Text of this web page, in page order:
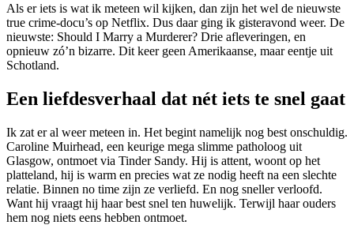
Als er iets is wat ik meteen wil kijken, dan zijn het wel de nieuwste
true crime-docu’s op Netflix. Dus daar ging ik gisteravond weer. De
nieuwste: Should I Marry a Murderer? Drie afleveringen, en
opnieuw zó’n bizarre. Dit keer geen Amerikaanse, maar eentje uit
Schotland.
Een liefdesverhaal dat nét iets te snel gaat
Ik zat er al weer meteen in. Het begint namelijk nog best onschuldig.
Caroline Muirhead, een keurige mega slimme patholoog uit
Glasgow, ontmoet via Tinder Sandy. Hij is attent, woont op het
platteland, hij is warm en precies wat ze nodig heeft na een slechte
relatie. Binnen no time zijn ze verliefd. En nog sneller verloofd.
Want hij vraagt hij haar best snel ten huwelijk. Terwijl haar ouders
hem nog niets eens hebben ontmoet.